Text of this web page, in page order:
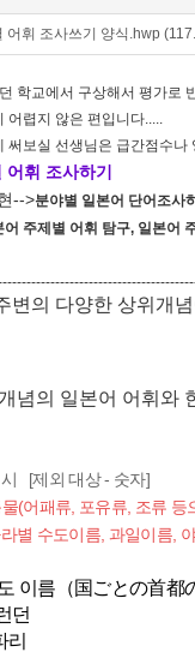
어휘 조사쓰기 양식.hwp
학교에서 구상해서 평가로
어렵지 않은 편입니다.....
써보실 선생님은 급간점수
휘 조사하기
-->분야별 일본어 단어조사
어휘 탐구, 일본어 주
변의 다양한 상위개념
념의 일본어 어휘와
[제외 대상 - 숫자]
(어패류, 포유류, 조류
별 수도이름, 과일이름,
이름（国ごとの首都
던